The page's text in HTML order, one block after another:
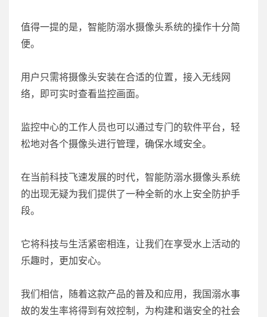
值得一提的是，智能防溺水摄像头系统的操作十分简
便。
用户只需将摄像头安装在合适的位置，接入无线网
络，即可实时查看监控画面。
监控中心的工作人员也可以通过专门的软件平台，轻
松地对各个摄像头进行管理，确保水域安全。
在当前科技飞速发展的时代，智能防溺水摄像头系统
的出现无疑为我们提供了一种全新的水上安全防护手
段。
它将科技与生活紧密相连，让我们在享受水上活动的
乐趣时，更加安心。
我们相信，随着这款产品的普及和应用，我国溺水事
故的发生率将得到有效控制，为构建和谐安全的社会